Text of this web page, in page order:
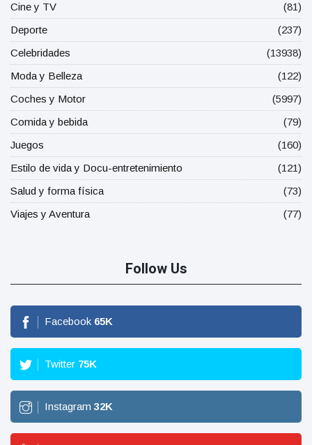
Cine y TV
(81)
Deporte
(237)
Celebridades
(13938)
Moda y Belleza
(122)
Coches y Motor
(5997)
Comida y bebida
(79)
Juegos
(160)
Estilo de vida y Docu-entretenimiento
(121)
Salud y forma física
(73)
Viajes y Aventura
(77)
Follow Us
Facebook 65K
Twitter 75K
Instagram 32K